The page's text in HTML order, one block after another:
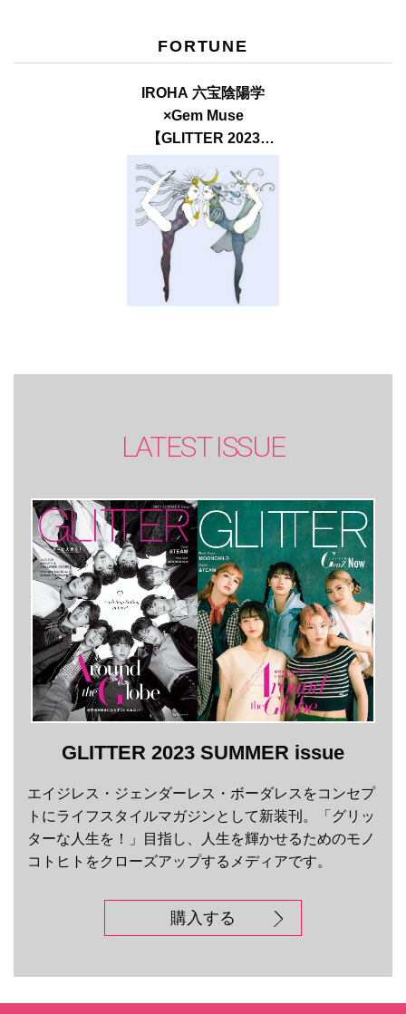
FORTUNE
IROHA 六宝陰陽学
×Gem Muse
【GLITTER 2023
SUMMER issue】
LATEST ISSUE
GLITTER 2023 SUMMER issue
エイジレス・ジェンダーレス・ボーダレスをコンセプ
トにライフスタイルマガジンとして新装刊。「グリッ
ターな人生を！」目指し、人生を輝かせるためのモノ
コトヒトをクローズアップするメディアです。
購入する